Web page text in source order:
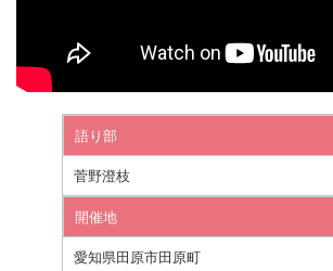
語り部
菅野澄枝
開催地
愛知県田原市田原町